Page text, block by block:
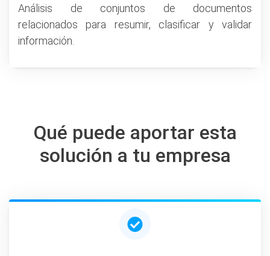
Análisis de conjuntos de documentos
relacionados para resumir, clasificar y validar
información.
Qué puede aportar esta
solución a tu empresa